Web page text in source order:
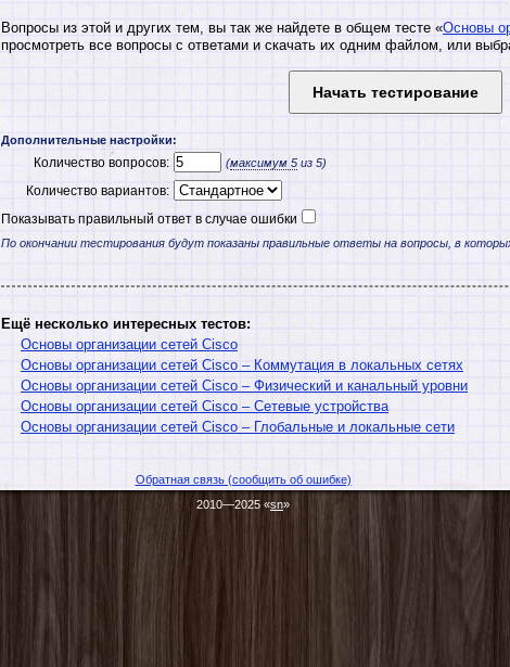
Вопросы из этой и других тем, вы так же найдете в общем тесте «Основы
просмотреть все вопросы с ответами и скачать их одним файлом, или
Дополнительные настройки:
Количество вопросов: (максимум 5 из 5)
Количество вариантов:
Показывать правильный ответ в случае ошибки
По окончании тестирования будут показаны правильные ответы на вопросы, в
Ещё несколько интересных тестов:
Основы организации сетей Cisco
Основы организации сетей Cisco – Коммутация в локальных сетях
Основы организации сетей Cisco – Физический и канальный уровни
Основы организации сетей Cisco – Сетевые устройства
Основы организации сетей Cisco – Глобальные и локальные сети
Обратная связь (сообщить об ошибке)
2010—2025 «sn»